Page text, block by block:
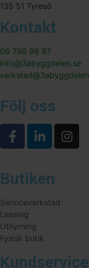
135 51 Tyresö
Kontakt
08 798 98 97
info@3abyggdelen.se
Följ oss
Butiken
Serviceverkstad
Leasing
Uthyrning
Fysisk butik
Kundservice